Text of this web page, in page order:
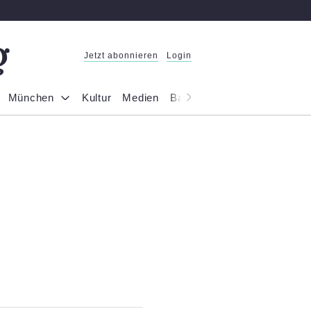
Jetzt abonnieren Login
München Kultur Medien Bayern